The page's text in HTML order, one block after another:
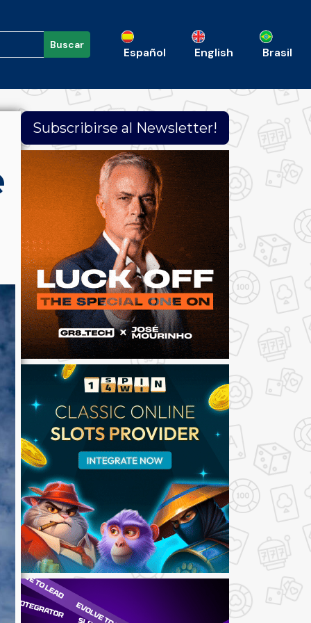
Buscar
Español English Brasil
Subscribirse al Newsletter!